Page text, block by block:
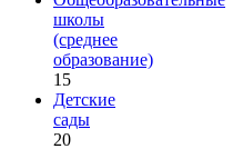
школы
(среднее
образование)
15
Детские
сады
20